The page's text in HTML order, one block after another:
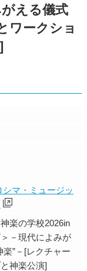
える儀式
ワークショ
マ・ミュージッ
楽の学校2026in
－現代によみが
楽”－[レクチャー
神楽公演]